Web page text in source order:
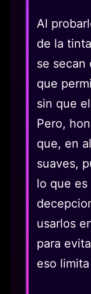
Al
de la
se secan
que
sin que
Pero,
que, en
suaves,
lo que
usarlos
para
eso